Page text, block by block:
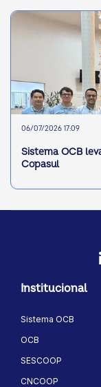
06/07/2026 17:09
Sistema OCB
Copasul
Institucional
Sistema OCB
OCB
SESCOOP
CNCOOP